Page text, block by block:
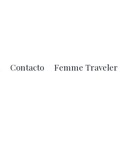
Contacto Femme Traveler